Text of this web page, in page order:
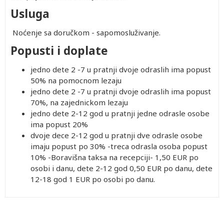
Usluga
Noćenje sa doručkom - sapomosluživanje.
Popusti i doplate
jedno dete 2 -7 u pratnji dvoje odraslih ima popust
50% na pomocnom lezaju
jedno dete 2 -7 u pratnji dvoje odraslih ima popust
70%, na zajednickom lezaju
jedno dete 2-12 god u pratnji jedne odrasle osobe
ima popust 20%
dvoje dece 2-12 god u pratnji dve odrasle osobe
imaju popust po 30% -treca odrasla osoba popust
10% -Boravišna taksa na recepciji- 1,50 EUR po
osobi i danu, dete 2-12 god 0,50 EUR po danu, dete
12-18 god 1 EUR po osobi po danu.